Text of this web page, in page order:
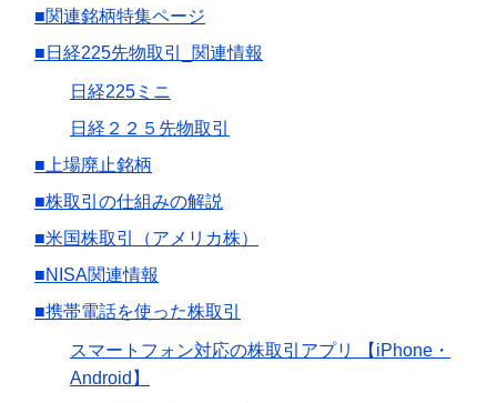
■関連銘柄特集ページ
■日経225先物取引_関連情報
日経225ミニ
日経２２５先物取引
■上場廃止銘柄
■株取引の仕組みの解説
■米国株取引（アメリカ株）
■NISA関連情報
■携帯電話を使った株取引
スマートフォン対応の株取引アプリ 【iPhone・
Android】